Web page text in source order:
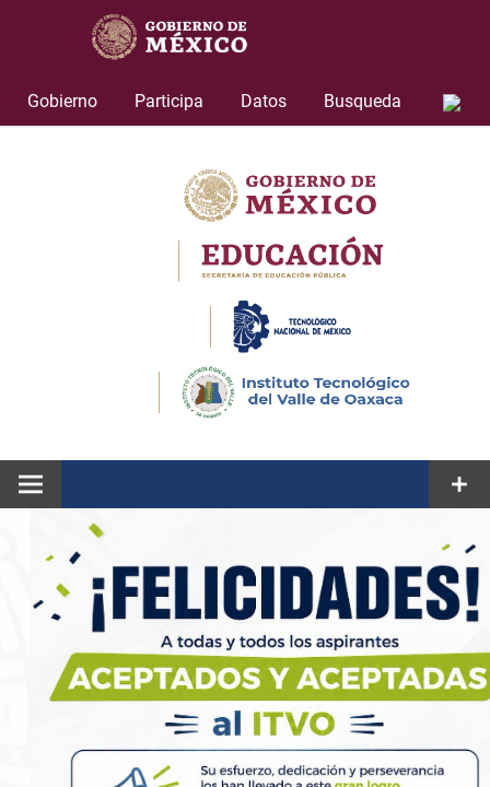
Gobierno
Participa Datos Busqueda